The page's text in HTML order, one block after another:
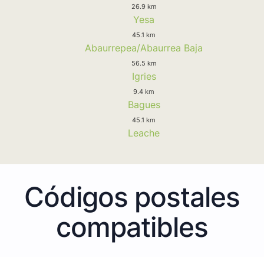
26.9 km
Yesa
45.1 km
Abaurrepea/Abaurrea Baja
56.5 km
Igries
9.4 km
Bagues
45.1 km
Leache
Códigos postales
compatibles